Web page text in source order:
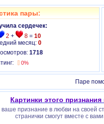
пары:
сердечек:
2 + 8= 10
месяц: 0
1718
0%
Паре
Картинки этого
признание в любви на своей
странички смогут вместе с